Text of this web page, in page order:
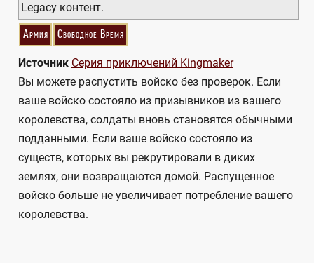
Legacy контент.
Армия Свободное Время
Источник Серия приключений Kingmaker
Вы можете распустить войско без проверок. Если
ваше войско состояло из призывников из вашего
королевства, солдаты вновь становятся обычными
подданными. Если ваше войско состояло из
существ, которых вы рекрутировали в диких
землях, они возвращаются домой. Распущенное
войско больше не увеличивает потребление вашего
королевства.